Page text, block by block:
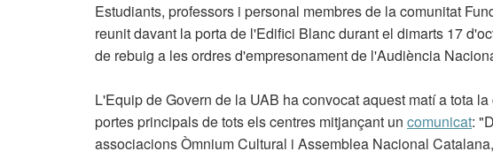
Estudiants, professors i personal membres de la comunitat
reunit davant la porta de l'Edifici Blanc durant el dimarts 17
de rebuig a les ordres d'empresonament de l'Audiència
L'Equip de Govern de la UAB ha convocat aquest matí a tota
portes principals de tots els centres mitjançant un comunicat:
associacions Òmnium Cultural i Assemblea Nacional